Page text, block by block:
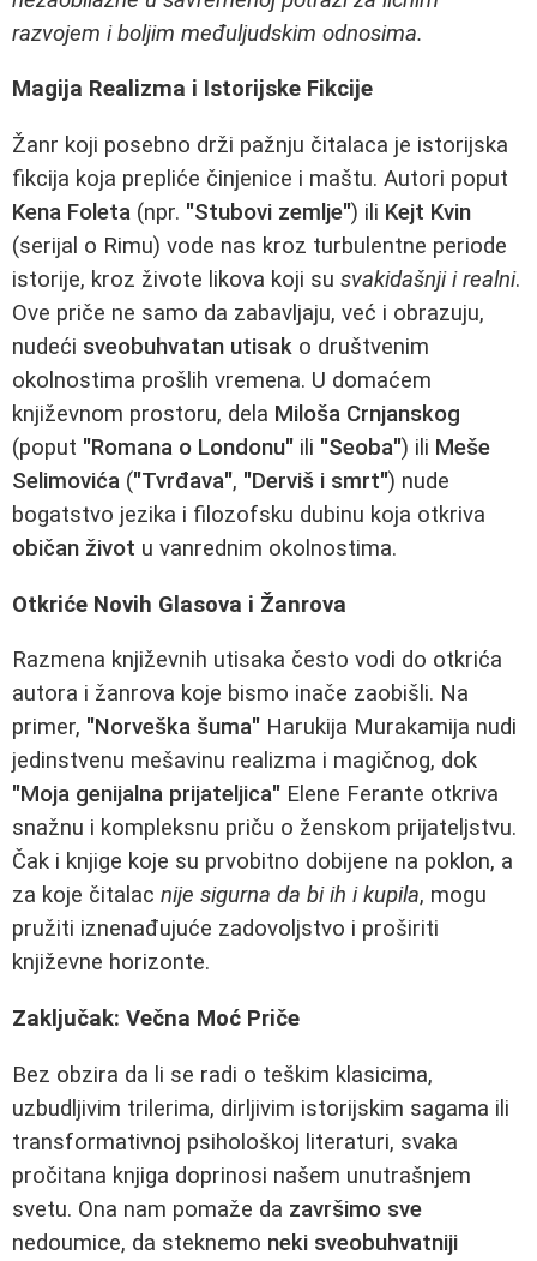
razvojem i boljim međuljudskim odnosima.
Magija Realizma i Istorijske Fikcije
Žanr koji posebno drži pažnju čitalaca je istorijska
fikcija koja prepliće činjenice i maštu. Autori poput
Kena Foleta (npr. "Stubovi zemlje") ili Kejt Kvin
(serijal o Rimu) vode nas kroz turbulentne periode
istorije, kroz živote likova koji su svakidašnji i realni.
Ove priče ne samo da zabavljaju, već i obrazuju,
nudeći sveobuhvatan utisak o društvenim
okolnostima prošlih vremena. U domaćem
književnom prostoru, dela Miloša Crnjanskog
(poput "Romana o Londonu" ili "Seoba") ili Meše
Selimovića ("Tvrđava", "Derviš i smrt") nude
bogatstvo jezika i filozofsku dubinu koja otkriva
običan život u vanrednim okolnostima.
Otkriće Novih Glasova i Žanrova
Razmena književnih utisaka često vodi do otkrića
autora i žanrova koje bismo inače zaobišli. Na
primer, "Norveška šuma" Harukija Murakamija nudi
jedinstvenu mešavinu realizma i magičnog, dok
"Moja genijalna prijateljica" Elene Ferante otkriva
snažnu i kompleksnu priču o ženskom prijateljstvu.
Čak i knjige koje su prvobitno dobijene na poklon, a
za koje čitalac nije sigurna da bi ih i kupila, mogu
pružiti iznenađujuće zadovoljstvo i proširiti
književne horizonte.
Zaključak: Večna Moć Priče
Bez obzira da li se radi o teškim klasicima,
uzbudljivim trilerima, dirljivim istorijskim sagama ili
transformativnoj psihološkoj literaturi, svaka
pročitana knjiga doprinosi našem unutrašnjem
svetu. Ona nam pomaže da završimo sve
nedoumice, da steknemo neki sveobuhvatniji